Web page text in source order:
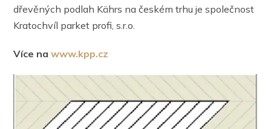
dřevěných podlah Kährs na českém trhu je společnost
Kratochvíl parket profi, s.r.o.
Více nawww.kpp.cz